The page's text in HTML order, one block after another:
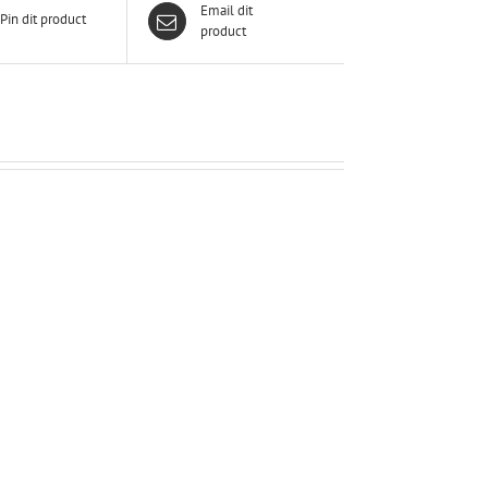
Pin dit product
Email dit
product